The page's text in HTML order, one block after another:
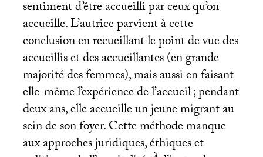
sentiment d’être accueilli par ceux qu’on
accueille. L’autrice parvient à cette
conclusion en recueillant le point de vue des
accueillis et des accueillantes (en grande
majorité des femmes), mais aussi en faisant
elle-même l’expérience de l’accueil; pendant
deux ans, elle accueille un jeune migrant au
sein de son foyer. Cette méthode manque
aux approches juridiques, éthiques et